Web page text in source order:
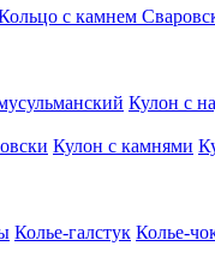
с камнем
Кулон с
Кулон с камнями
Колье-галстук Колье-